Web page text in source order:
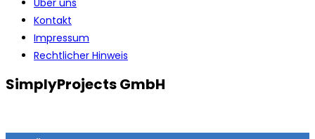
Kontakt
Impressum
Rechtlicher Hinweis
SimplyProjects GmbH